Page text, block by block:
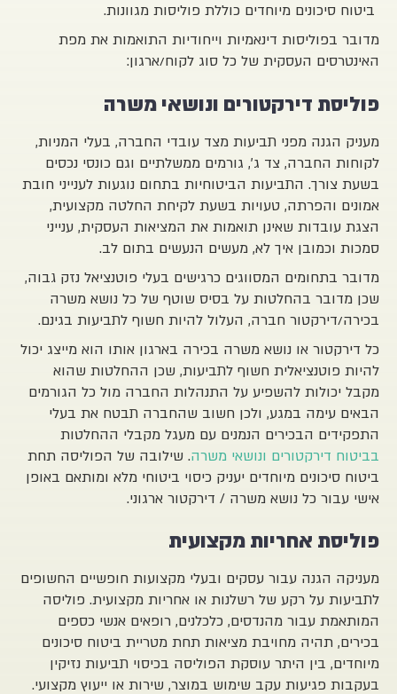
ביטוח סיכונים מיוחדים כוללת פוליסות מגוונות.
מדובר בפוליסות דינאמיות וייחודיות התואמות את מפת
האינטרסים העסקית של כל סוג לקוח/ארגון:
פוליסת דירקטורים ונושאי משרה
מעניק הגנה מפני תביעות מצד עובדי החברה, בעלי המניות,
לקוחות החברה, צד ג', גורמים ממשלתיים וגם כונסי נכסים
בשעת צורך. התביעות הביטוחיות בתחום נוגעות לענייני חובת
אמונים והפרתה, טעויות בשעת לקיחת החלטה מקצועית,
הצגת עובדות שאינן תואמות את המציאות העסקית, ענייני
סמכות וכמובן איך לא, מעשים הנעשים בתום לב.
מדובר בתחומים המסווגים כרגישים בעלי פוטנציאל נזק גבוה,
שכן מדובר בהחלטות על בסיס שוטף של כל נושא משרה
בכירה/דירקטור חברה, העלול להיות חשוף לתביעות בגינם.
כל דירקטור או נושא משרה בכירה בארגון אותו הוא מייצג יכול
להיות פוטנציאלית חשוף לתביעות, שכן ההחלטות שהוא
מקבל יכולות להשפיע על התנהלות החברה מול כל הגורמים
הבאים עימה במגע, ולכן חשוב שהחברה תבטח את בעלי
התפקידים הבכירים הנמנים עם מעגל מקבלי ההחלטות
בביטוח דירקטורים ונושאי משרה. שילובה של הפוליסה תחת
ביטוח סיכונים מיוחדים יעניק כיסוי ביטוחי מלא ומותאם באופן
אישי עבור כל נושא משרה / דירקטור ארגוני.
פוליסת אחריות מקצועית
מעניקה הגנה עבור עסקים ובעלי מקצועות חופשיים החשופים
לתביעות על רקע של רשלנות או אחריות מקצועית. פוליסה
המותאמת עבור מהנדסים, כלכלנים, רופאים אנשי כספים
בכירים, תהיה מחויבת מציאות תחת מטריית ביטוח סיכונים
מיוחדים, בין היתר עוסקת הפוליסה בכיסוי תביעות נזיקין
בעקבות פגיעות עקב שימוש במוצר, שירות או ייעוץ מקצועי.